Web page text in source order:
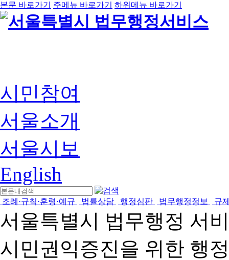
본문 바로가기 주메뉴 바로가기 하위메뉴 바로가기
시민참여
서울소개
서울시보
English
조례·규칙·훈령·예규 법률상담 행정심판 법무행정정보 규
서울특별시 법무행정 서
시민권익증진을 위한 행